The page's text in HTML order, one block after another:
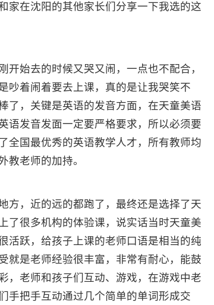
家在沈阳的其他家长们分享一下我选的这
始去的时候又哭又闹，一点也不配合，
吵着闹着要去上课，真的是让我哭笑不
了，关键是英语的发音方面，在天童美语
语发音发面一定要严格要求，所以必须要
全国最优秀的英语教学人才，所有教师均
教老师的加持。
，近的远的都跑了，最终还是选择了天
了很多机构的体验课，说实话当时天童美
活跃，给孩子上课的老师口语是相当的纯
就是老师经验很丰富，非常有耐心，能鼓
，老师和孩子们互动、游戏，在游戏中老
手把手互动通过几个简单的单词形成交